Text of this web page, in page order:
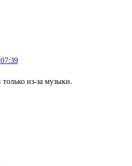
из-за музыки.